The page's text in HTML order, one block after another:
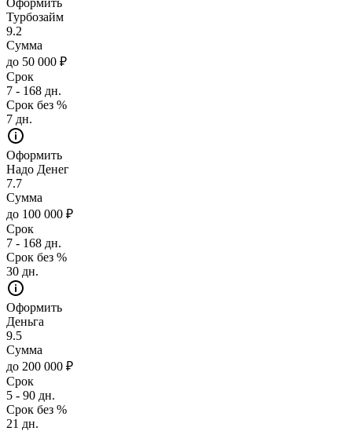
Оформить
Турбозайм
9.2
Сумма
до 50 000 ₽
Срок
7 - 168 дн.
Срок без %
7 дн.
Оформить
Надо Денег
7.7
Сумма
до 100 000 ₽
Срок
7 - 168 дн.
Срок без %
30 дн.
Оформить
Деньга
9.5
Сумма
до 200 000 ₽
Срок
5 - 90 дн.
Срок без %
21 дн.